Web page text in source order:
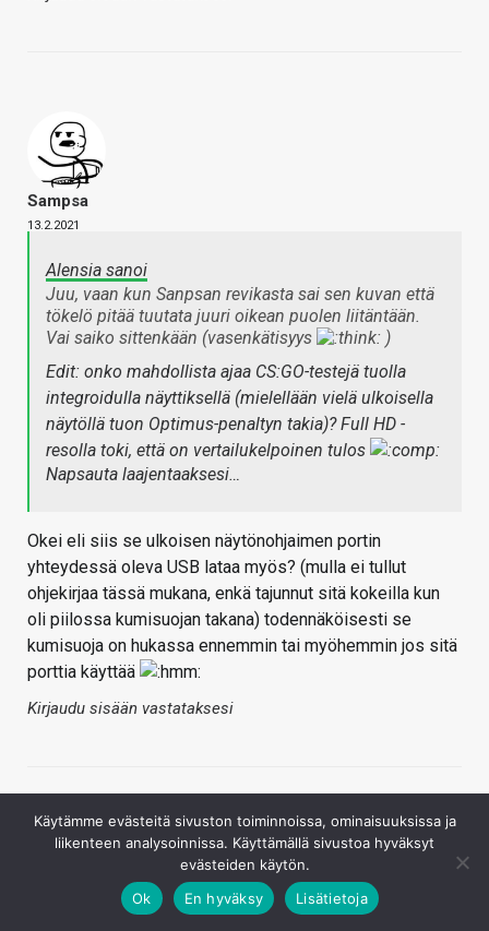
Sampsa
13.2.2021
Alensia sanoi
Juu, vaan kun Sanpsan revikasta sai sen kuvan että
tökelö pitää tuutata juuri oikean puolen liitäntään.
Vai saiko sittenkään (vasenkätisyys
)
Edit: onko mahdollista ajaa CS:GO-testejä tuolla
integroidulla näyttiksellä (mielellään vielä ulkoisella
näytöllä tuon Optimus-penaltyn takia)? Full HD -
resolla toki, että on vertailukelpoinen tulos
Napsauta laajentaaksesi…
Okei eli siis se ulkoisen näytönohjaimen portin
yhteydessä oleva USB lataa myös? (mulla ei tullut
ohjekirjaa tässä mukana, enkä tajunnut sitä kokeilla kun
oli piilossa kumisuojan takana) todennäköisesti se
kumisuoja on hukassa ennemmin tai myöhemmin jos sitä
porttia käyttää
Kirjaudu sisään vastataksesi
Hans Niskatuki
Käytämme evästeitä sivuston toiminnoissa, ominaisuuksissa ja
liikenteen analysoinnissa. Käyttämällä sivustoa hyväksyt
evästeiden käytön.
Ok
En hyväksy Lisätietoja